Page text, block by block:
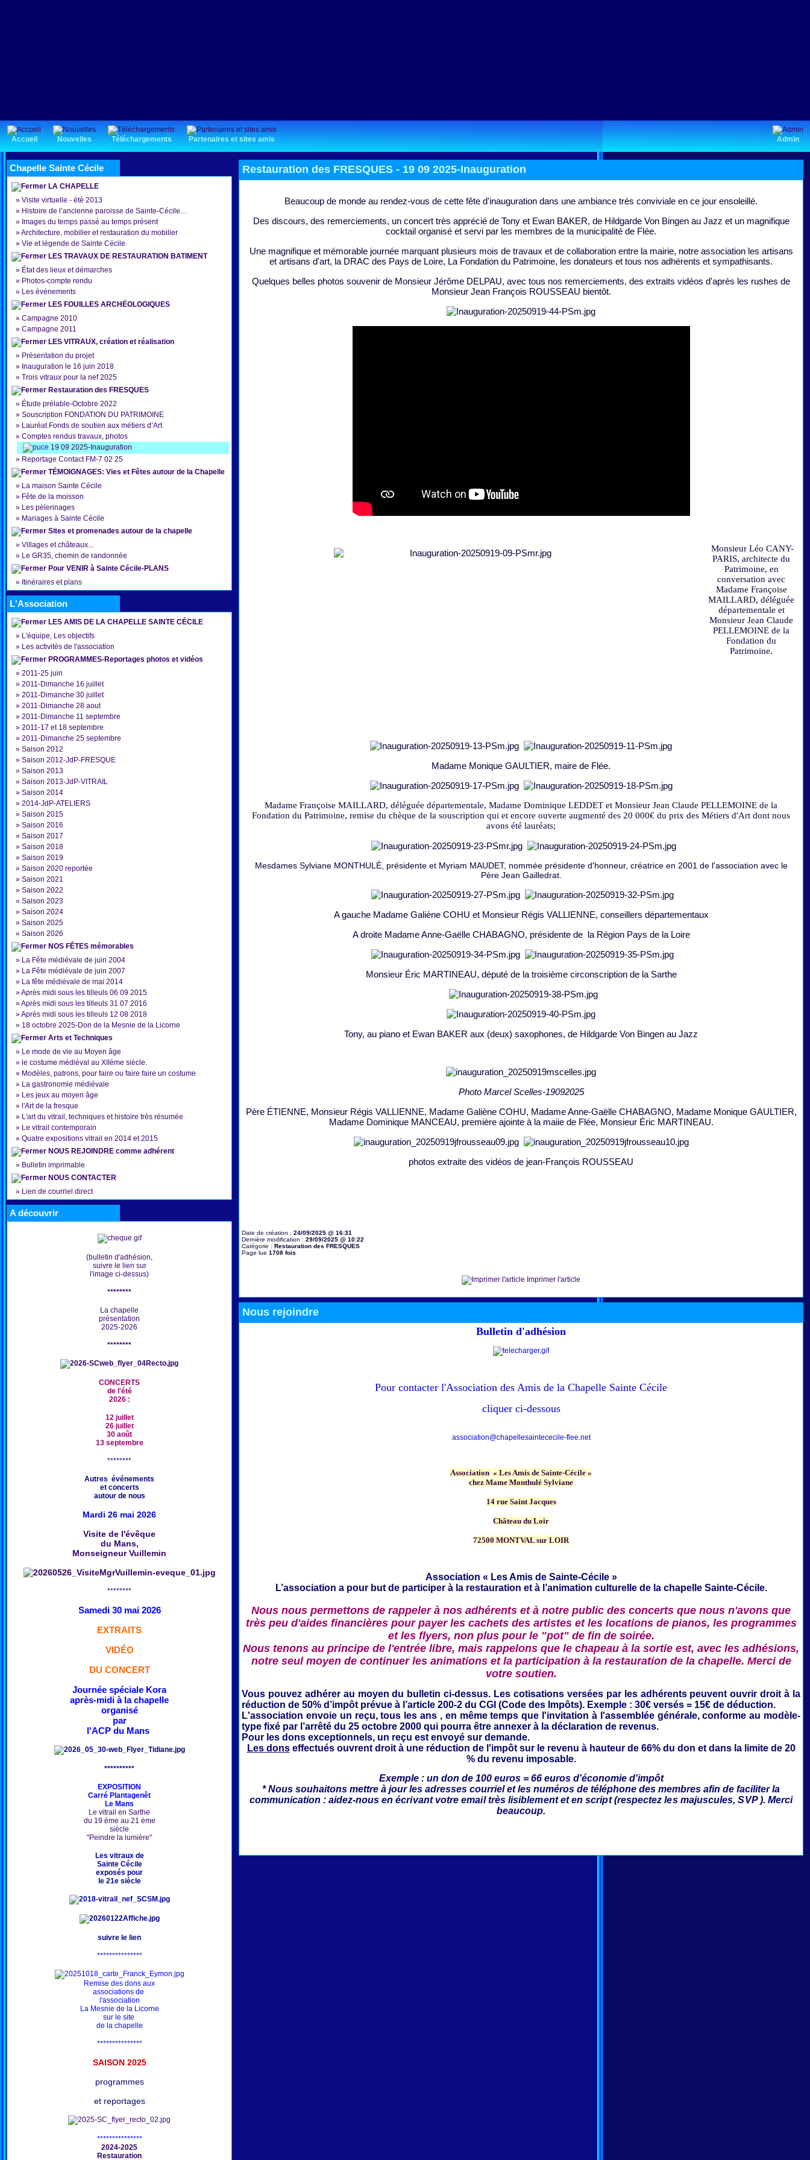
Admin
Accueil Nouvelles Téléchargements Partenaires et sites amis
Chapelle Sainte Cécile
LA CHAPELLE
» Visite virtuelle - été 2013
» Histoire de l’ancienne paroisse de Sainte-Cécile…
» Images du temps passé au temps présent
»Architecture, mobilier et restauration du mobilier
» Vie et légende de Sainte Cécile
LES TRAVAUX DE RESTAURATION BATIMENT
» État des lieux et démarches
» Photos-compte rendu
» Les événements
LES FOUILLES ARCHÉOLOGIQUES
» Campagne 2010
» Campagne 2011
LES VITRAUX, création et réalisation
» Présentation du projet
» Inauguration le 16 juin 2018
» Trois vitraux pour la nef 2025
Restauration des FRESQUES
» Étude prélable-Octobre 2022
» Souscription FONDATION DU PATRIMOINE
» Lauréat Fonds de soutien aux métiers d’Art
» Comptes rendus travaux, photos
19 09 2025-Inauguration
» Reportage Contact FM-7 02 25
TÉMOIGNAGES: Vies et Fêtes autour de la Chapelle
» La maison Sainte Cécile
» Fête de la moisson
» Les pèlerinages
» Mariages à Sainte Cécile
Sites et promenades autour de la chapelle
» Villages et châteaux...
» Le GR35, chemin de randonnée
Pour VENIR à Sainte Cécile-PLANS
» Itinéraires et plans
L'Association
LES AMIS DE LA CHAPELLE SAINTE CÉCILE
» L'équipe, Les objectifs
» Les activités de l'association
PROGRAMMES-Reportages photos et vidéos
» 2011-25 juin
» 2011-Dimanche 16 juillet
» 2011-Dimanche 30 juillet
» 2011-Dimanche 28 aout
» 2011-Dimanche 11 septembre
» 2011-17 et 18 septembre
» 2011-Dimanche 25 septembre
» Saison 2012
» Saison 2012-JdP-FRESQUE
» Saison 2013
» Saison 2013-JdP-VITRAIL
» Saison 2014
» 2014-JdP-ATELIERS
» Saison 2015
» Saison 2016
» Saison 2017
» Saison 2018
» Saison 2019
» Saison 2020 reportée
» Saison 2021
» Saison 2022
» Saison 2023
» Saison 2024
» Saison 2025
» Saison 2026
NOS FÊTES mémorables
» La Fête médiévale de juin 2004
» La Fête médiévale de juin 2007
» La fête médiévale de mai 2014
»Après midi sous les tilleuls 06 09 2015
»Après midi sous les tilleuls 31 07 2016
»Après midi sous les tilleuls 12 08 2018
» 18 octobre 2025-Don de la Mesnie de la Licorne
Arts et Techniques
» Le mode de vie au Moyen âge
» le costume médiéval au XIIème siècle.
» Modèles, patrons, pour faire ou faire faire un costume
» La gastronomie médiévale
» Les jeux au moyen âge
» l'Art de la fresque
» L'art du vitrail, techniques et histoire très résumée
» Le vitrail contemporain
» Quatre expositions vitrail en 2014 et 2015
NOUS REJOINDRE comme adhérent
» Bulletin imprimable
NOUS CONTACTER
» Lien de courriel direct
A découvrir
(bulletin d'adhésion,
suivre le lien sur
l'image ci-dessus)
********
La chapelle
présentation
2025-2026
********
CONCERTS
de l'été
2026 :
12 juillet
26 juillet
30 août
13 septembre
********
Autres événements
et concerts
autour de nous
Mardi 26 mai 2026
Visite de l'évêque
du Mans,
Monseigneur Vuillemin
********
Samedi 30 mai 2026
EXTRAITS
VIDÉO
DU CONCERT
Journée spéciale Kora
après-midi à la chapelle
organisé
par
l'ACP du Mans
**********
EXPOSITION
Carré Plantagenêt
Le Mans
Le vitrail en Sarthe
du 19 ème au 21 ème
siècle
"Peindre la lumière"
Les vitraux de
Sainte Cécile
exposés pour
le 21e siècle
suivre le lien
***************
Remise des dons aux
associations de
l'association
La Mesnie de la Licorne
sur le site
de la chapelle
***************
SAISON 2025
programmes
et reportages
***************
2024-2025
Restauration
Restauration des FRESQUES - 19 09 2025-Inauguration
Beaucoup de monde au rendez-vous de cette fête d'inauguration dans une ambiance très conviviale en ce jour ensoleillé.
Des discours, des remerciements, un concert très apprécié de Tony et Ewan BAKER, de Hildgarde Von Bingen au Jazz et un magnifique
cocktail organisé et servi par les membres de la municipalité de Flée.
Une magnifique et mémorable journée marquant plusieurs mois de travaux et de collaboration entre la mairie, notre association les artisans
et artisans d'art, la DRAC des Pays de Loire, La Fondation du Patrimoine, les donateurs et tous nos adhérents et sympathisants.
Quelques belles photos souvenir de Monsieur Jérôme DELPAU, avec tous nos remerciements, des extraits vidéos d'après les rushes de
Monsieur Jean François ROUSSEAU bientôt.
Monsieur Léo CANY-
PARIS, architecte du
Patrimoine, en
conversation avec
Madame Françoise
MAILLARD, déléguée
départementale et
Monsieur Jean Claude
PELLEMOINE de la
Fondation du
Patrimoine.
Madame Monique GAULTIER, maire de Flée.
Madame Françoise MAILLARD, déléguée départementale, Madame Dominique LEDDET et Monsieur Jean Claude PELLEMOINE de la
Fondation du Patrimoine, remise du chèque de la souscription qui et encore ouverte augmenté des 20 000€ du prix des Métiers d'Art dont nous
avons été lauréats;
Mesdames Sylviane MONTHULÉ, présidente et Myriam MAUDET, nommée présidente d'honneur, créatrice en 2001 de l'association avec le
Père Jean Gailledrat.
A gauche Madame Galiène COHU et Monsieur Régis VALLIENNE, conseillers départementaux
A droite Madame Anne-Gaëlle CHABAGNO, présidente de la Région Pays de la Loire
Monsieur Éric MARTINEAU, député de la troisième circonscription de la Sarthe
Tony, au piano et Ewan BAKER aux (deux) saxophones, de Hildgarde Von Bingen au Jazz
Photo Marcel Scelles-19092025
Père ÉTIENNE, Monsieur Régis VALLIENNE, Madame Galiène COHU, Madame Anne-Gaëlle CHABAGNO, Madame Monique GAULTIER,
Madame Dominique MANCEAU, première ajointe à la maiie de Flée, Monsieur Éric MARTINEAU.
photos extraite des vidéos de jean-François ROUSSEAU
Date de création : 24/09/2025 @ 16:31
Dernière modification : 29/09/2025 @ 10:22
Catégorie : Restauration des FRESQUES
Page lue 1708 fois
Imprimer l'article
Nous rejoindre
Bulletin d'adhésion
Pour contacter l'Association des Amis de la Chapelle Sainte Cécile
cliquer ci-dessous
association@chapellesaintececile-flee.net
Association « Les Amis de Sainte-Cécile »
chez Mame Monthulé Sylviane
14 rue Saint Jacques
Château du Loir
72500 MONTVAL sur LOIR
Association « Les Amis de Sainte-Cécile »
L’association a pour but de participer à la restauration et à l’animation culturelle de la chapelle Sainte-Cécile.
Nous nous permettons de rappeler à nos adhérents et à notre public des concerts que nous n'avons que
très peu d'aides financières pour payer les cachets des artistes et les locations de pianos, les programmes
et les flyers, non plus pour le "pot" de fin de soirée.
Nous tenons au principe de l'entrée libre, mais rappelons que le chapeau à la sortie est, avec les adhésions,
notre seul moyen de continuer les animations et la participation à la restauration de la chapelle. Merci de
votre soutien.
Vous pouvez adhérer au moyen du bulletin ci-dessus. Les cotisations versées par les adhérents peuvent ouvrir droit à la
réduction de 50% d’impôt prévue à l’article 200-2 du CGI (Code des Impôts). Exemple : 30€ versés = 15€ de déduction.
L'association envoie un reçu,tous les ans , en même temps que l'invitation à l'assemblée générale,conforme au modèle-
type fixé par l’arrêté du 25 octobre 2000 qui pourra être annexer à la déclaration de revenus.
Pour les dons exceptionnels, un reçu est envoyé sur demande.
Les donseffectués ouvrent droit à une réduction de l'impôt sur le revenu à hauteur de 66% du don et dans la limite de 20
% du revenu imposable.
Exemple : un don de 100 euros = 66 euros d'économie d'impôt
* Nous souhaitons mettre à jourles adresses courriel et les numéros de téléphone des membres afin de faciliter la
communication : aidez-nous en écrivant votre email très lisiblement et en script (respectez les majuscules, SVP ). Merci
beaucoup.